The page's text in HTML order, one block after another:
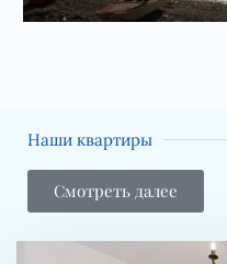
Наши квартиры
Смотреть далее